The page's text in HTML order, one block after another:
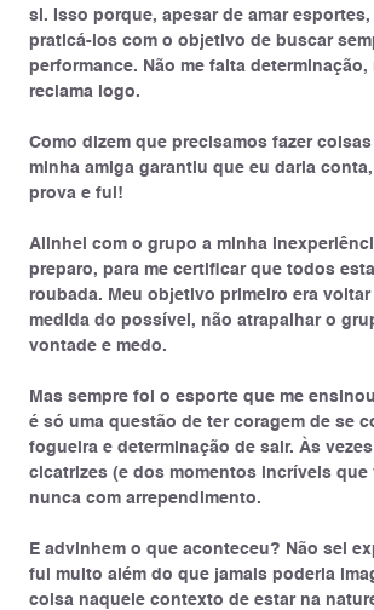
si. Isso porque, apesar de amar
praticá-los com o objetivo de buscar
performance. Não me falta determinação,
reclama logo.
Como dizem que precisamos fazer
minha amiga garantiu que eu daria
prova e fui!
Alinhei com o grupo a minha
preparo, para me certificar que todos
roubada. Meu objetivo primeiro era voltar
medida do possível, não atrapalhar o
vontade e medo.
Mas sempre foi o esporte que me
é só uma questão de ter coragem de se
fogueira e determinação de sair. Às
cicatrizes (e dos momentos incríveis que
nunca com arrependimento.
E advinhem o que aconteceu? Não sei
fui muito além do que jamais poderia
coisa naquele contexto de estar na